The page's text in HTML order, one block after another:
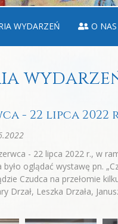
WYDARZEŃ O NAS
- 22 lipca
- 22 lipca 2022 r., w
było oglądać wystawę pn.
Czudca na przełomie
Drzał, Leszka Drzała,